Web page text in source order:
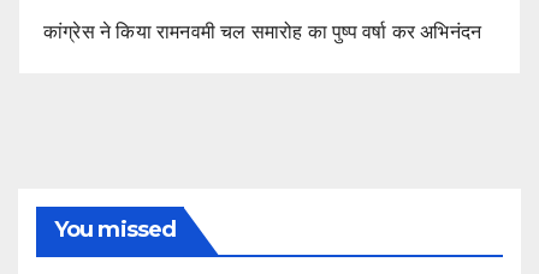
कांग्रेस ने किया रामनवमी चल समारोह का पुष्प वर्षा कर अभिनंदन
You missed